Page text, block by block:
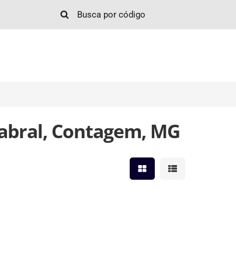
Contagem, MG
Mostrar resultados em
Mostrar